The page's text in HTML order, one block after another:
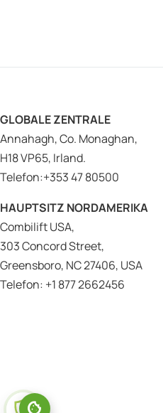
GLOBALE ZENTRALE
Annahagh, Co. Monaghan,
H18 VP65, Irland.
Telefon:+353 47 80500
HAUPTSITZ NORDAMERIKA
Combilift USA,
303 Concord Street,
Greensboro, NC 27406, USA
Telefon: +1 877 2662456